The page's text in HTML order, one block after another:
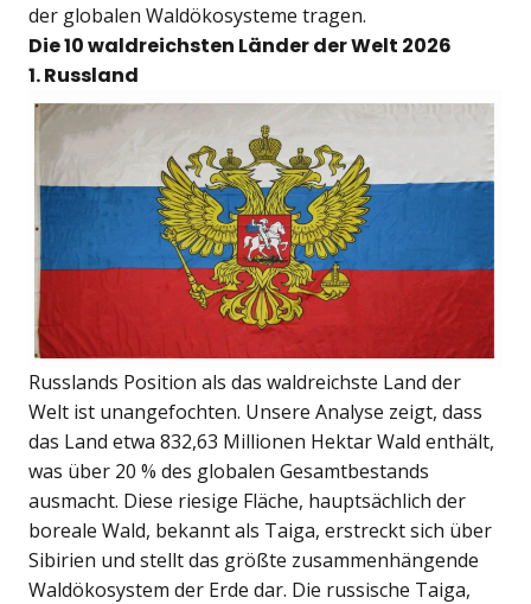
der globalen Waldökosysteme tragen.
Die 10 waldreichsten Länder der Welt 2026
1. Russland
Russlands Position als das waldreichste Land der
Welt ist unangefochten. Unsere Analyse zeigt, dass
das Land etwa 832,63 Millionen Hektar Wald enthält,
was über 20 % des globalen Gesamtbestands
ausmacht. Diese riesige Fläche, hauptsächlich der
boreale Wald, bekannt als Taiga, erstreckt sich über
Sibirien und stellt das größte zusammenhängende
Waldökosystem der Erde dar. Die russische Taiga,